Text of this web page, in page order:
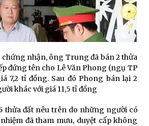
chứng nhận, ông Trung đã bán 2 thửa
đứng tên cho Lê Văn Phong (ngụ TP
7,2 tỉ đồng. Sau đó Phong bán lại 2
khác với giá 11,5 tỉ đồng
thửa đất nêu trên do những người có
đã tham mưu, duyệt cấp không